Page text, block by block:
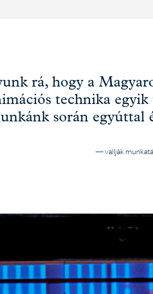
rá, hogy a
technika
során egyúttal
— vallják